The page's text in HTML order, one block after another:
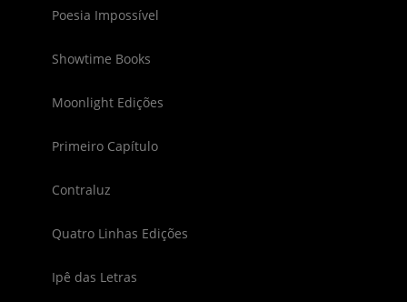
Poesia Impossível
Showtime Books
Moonlight Edições
Primeiro Capítulo
Contraluz
Quatro Linhas Edições
Ipê das Letras